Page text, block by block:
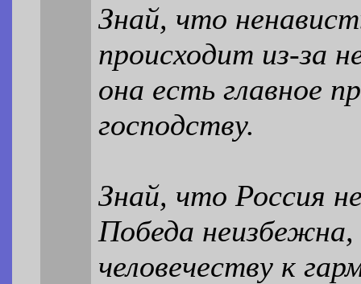
Знай, что
происходит из-за
она есть главное
господству.
Знай, что Россия
Победа
человечеству к